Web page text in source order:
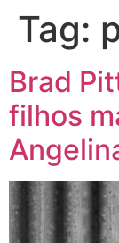
Tag:
Brad
filhos